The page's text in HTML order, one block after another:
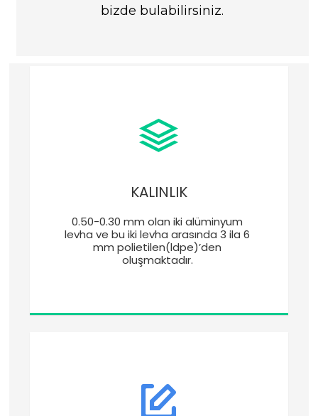
bizde bulabilirsiniz.
KALINLIK
0.50-0.30 mm olan iki alüminyum
levha ve bu iki levha arasında 3 ila 6
mm polietilen(ldpe)’den
oluşmaktadır.